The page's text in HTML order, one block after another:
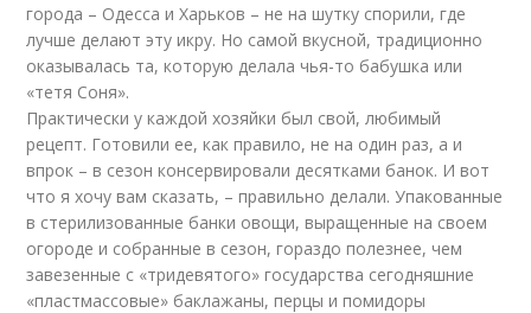
города – Одесса и Харьков – не на шутку спорили, где
лучше делают эту икру. Но самой вкусной, традиционно
оказывалась та, которую делала чья-то бабушка или
«тетя Соня».
Практически у каждой хозяйки был свой, любимый
рецепт. Готовили ее, как правило, не на один раз, а и
впрок – в сезон консервировали десятками банок. И вот
что я хочу вам сказать, – правильно делали. Упакованные
в стерилизованные банки овощи, выращенные на своем
огороде и собранные в сезон, гораздо полезнее, чем
завезенные с «тридевятого» государства сегодняшние
«пластмассовые» баклажаны, перцы и помидоры